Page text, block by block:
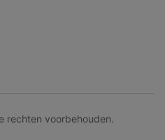
rechten voorbehouden.